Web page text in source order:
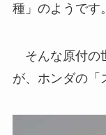
種」のようです。
そんな原付の
が、ホンダの「